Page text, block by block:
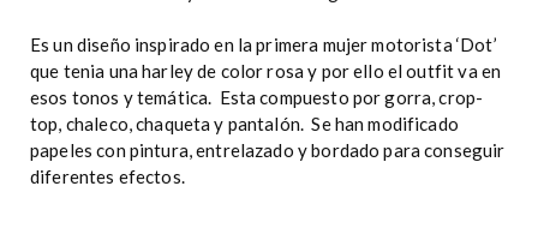
Es un diseño inspirado en la primera mujer motorista ‘Dot’
que tenia una harley de color rosa y por ello el outfit va en
esos tonos y temática. Esta compuesto por gorra, crop-
top, chaleco, chaqueta y pantalón. Se han modificado
papeles con pintura, entrelazado y bordado para conseguir
diferentes efectos.